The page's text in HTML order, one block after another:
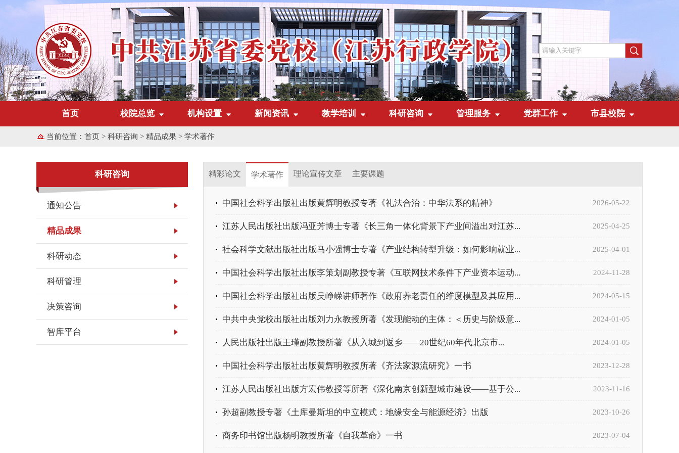
首页 校院总览 机构设置 新闻资讯 教学培训 科研咨询 管理服务 党群工作 市县校院
当前位置： 首页 > 科研咨询 > 精品成果 > 学术著作
科研咨询
通知公告
精品成果
科研动态
科研管理
决策咨询
智库平台
精彩论文 学术著作 理论宣传文章 主要课题
2026-05-22
中国社会科学出版社出版黄辉明教授专著《礼法合治：中华法系的精神》
2025-04-25
江苏人民出版社出版冯亚芳博士专著《长三角一体化背景下产业间溢出对江苏...
2025-04-01
社会科学文献出版社出版马小强博士专著《产业结构转型升级：如何影响就业...
2024-11-28
中国社会科学出版社出版李策划副教授专著《互联网技术条件下产业资本运动...
2024-05-15
中国社会科学出版社出版吴峥嵘讲师著作《政府养老责任的维度模型及其应用...
2024-01-05
中共中央党校出版社出版刘力永教授所著《发现能动的主体：＜历史与阶级意...
2024-01-05
人民出版社出版王瑾副教授所著《从入城到返乡——20世纪60年代北京市...
2023-12-28
中国社会科学出版社出版黄辉明教授所著《齐法家源流研究》一书
2023-11-16
江苏人民出版社出版方宏伟教授等所著《深化南京创新型城市建设——基于公...
2023-10-26
孙超副教授专著《土库曼斯坦的中立模式：地缘安全与能源经济》出版
2023-07-04
商务印书馆出版杨明教授所著《自我革命》一书